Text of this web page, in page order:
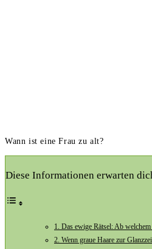
Wann ist eine Frau zu alt?
Diese Informationen erwarten
1. Das ewige ⁣Rätsel: ‌Ab
2. Wenn graue⁤ Haare zur